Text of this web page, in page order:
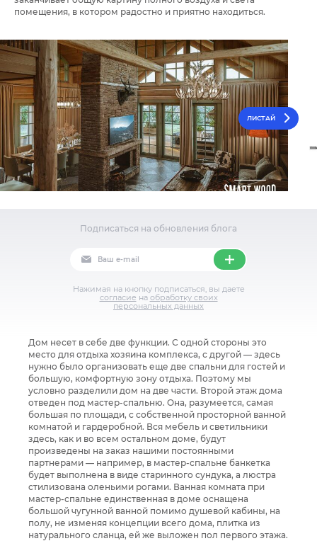
помещения, в котором радостно и приятно находиться.
ЛИСТАЙ
Подписаться на обновления блога
Нажимая на кнопку подписаться, вы даете
согласие на обработку своих
персональных данных
Дом несет в себе две функции. С одной стороны это
место для отдыха хозяина комплекса, с другой — здесь
нужно было организовать еще две спальни для гостей и
большую, комфортную зону отдыха. Поэтому мы
условно разделили дом на две части. Второй этаж дома
отведен под мастер-спальню. Она, разумеется, самая
большая по площади, с собственной просторной ванной
комнатой и гардеробной. Вся мебель и светильники
здесь, как и во всем остальном доме, будут
произведены на заказ нашими постоянными
партнерами — например, в мастер-спальне банкетка
будет выполнена в виде старинного сундука, а люстра
стилизована оленьими рогами. Ванная комната при
мастер-спальне единственная в доме оснащена
большой чугунной ванной помимо душевой кабины, на
полу, не изменяя концепции всего дома, плитка из
натурального сланца, ей же выложен пол первого этажа.